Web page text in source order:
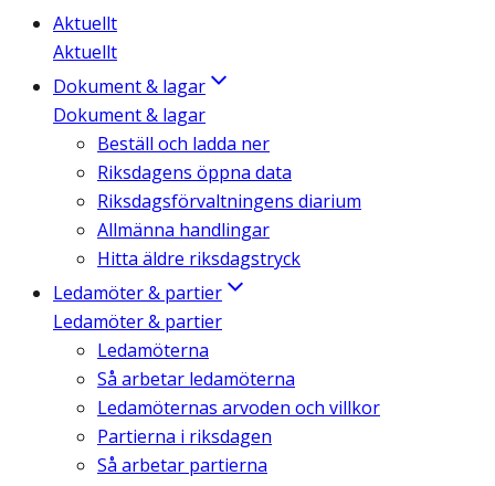
Aktuellt
Aktuellt
Dokument & lagar
Dokument & lagar
Beställ och ladda ner
Riksdagens öppna data
Riksdagsförvaltningens diarium
Allmänna handlingar
Hitta äldre riksdagstryck
Ledamöter & partier
Ledamöter & partier
Ledamöterna
Så arbetar ledamöterna
Ledamöternas arvoden och villkor
Partierna i riksdagen
Så arbetar partierna